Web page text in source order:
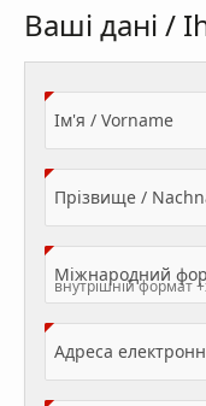
Ваші дані /
Ім'я / Vorname
Прізвище /
Міжнародний
Адреса